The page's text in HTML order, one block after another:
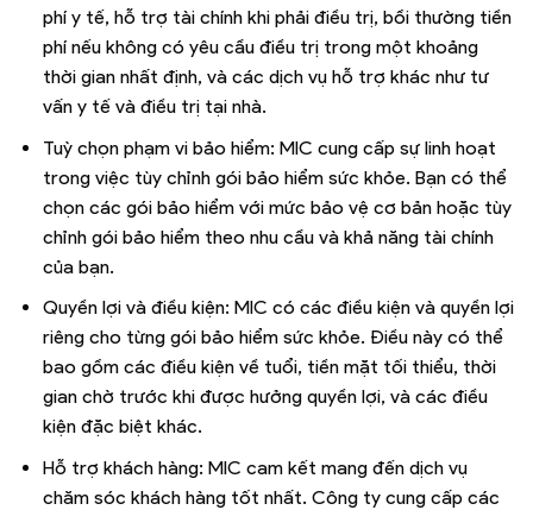
phí y tế, hỗ trợ tài chính khi phải điều trị, bồi thường tiền
phí nếu không có yêu cầu điều trị trong một khoảng
thời gian nhất định, và các dịch vụ hỗ trợ khác như tư
vấn y tế và điều trị tại nhà.
Tuỳ chọn phạm vi bảo hiểm: MIC cung cấp sự linh hoạt
trong việc tùy chỉnh gói bảo hiểm sức khỏe. Bạn có thể
chọn các gói bảo hiểm với mức bảo vệ cơ bản hoặc tùy
chỉnh gói bảo hiểm theo nhu cầu và khả năng tài chính
của bạn.
Quyền lợi và điều kiện: MIC có các điều kiện và quyền lợi
riêng cho từng gói bảo hiểm sức khỏe. Điều này có thể
bao gồm các điều kiện về tuổi, tiền mặt tối thiểu, thời
gian chờ trước khi được hưởng quyền lợi, và các điều
kiện đặc biệt khác.
Hỗ trợ khách hàng: MIC cam kết mang đến dịch vụ
chăm sóc khách hàng tốt nhất. Công ty cung cấp các